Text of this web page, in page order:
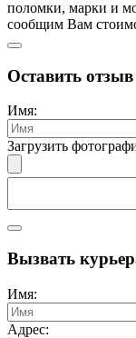
поломки, марки и
сообщим Вам
Оставить отзыв
Имя:
Загрузить
Вызвать
Имя:
Адрес: